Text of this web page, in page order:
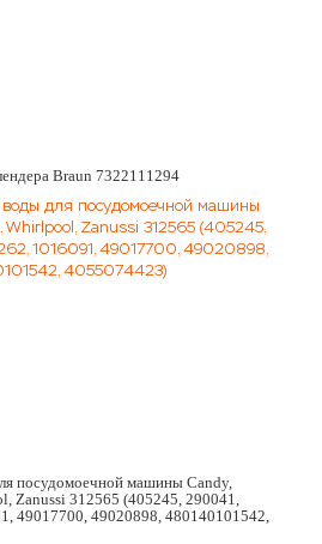
Braun 7322111294
посудомоечной машины Candy,
Zanussi 312565 (405245, 290041,
49017700, 49020898, 480140101542,